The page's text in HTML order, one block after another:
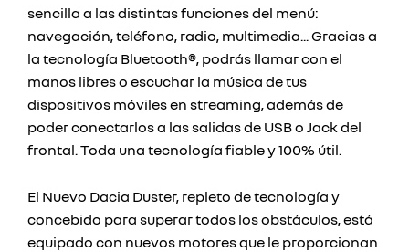
sencilla a las distintas funciones del menú:
navegación, teléfono, radio, multimedia... Gracias a
la tecnología Bluetooth®, podrás llamar con el
manos libres o escuchar la música de tus
dispositivos móviles en streaming, además de
poder conectarlos a las salidas de USB o Jack del
frontal. Toda una tecnología fiable y 100% útil.
El Nuevo Dacia Duster, repleto de tecnología y
concebido para superar todos los obstáculos, está
equipado con nuevos motores que le proporcionan